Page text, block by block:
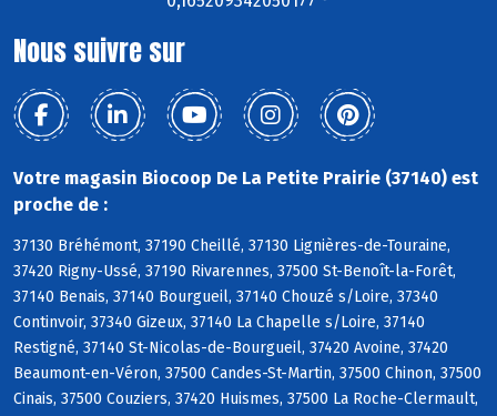
Nous suivre sur
Votre magasin Biocoop De La Petite Prairie (37140) est
proche de :
37130 Bréhémont, 37190 Cheillé, 37130 Lignières-de-Touraine,
37420 Rigny-Ussé, 37190 Rivarennes, 37500 St-Benoît-la-Forêt,
37140 Benais, 37140 Bourgueil, 37140 Chouzé s/Loire, 37340
Continvoir, 37340 Gizeux, 37140 La Chapelle s/Loire, 37140
Restigné, 37140 St-Nicolas-de-Bourgueil, 37420 Avoine, 37420
Beaumont-en-Véron, 37500 Candes-St-Martin, 37500 Chinon, 37500
Cinais, 37500 Couziers, 37420 Huismes, 37500 La Roche-Clermault,